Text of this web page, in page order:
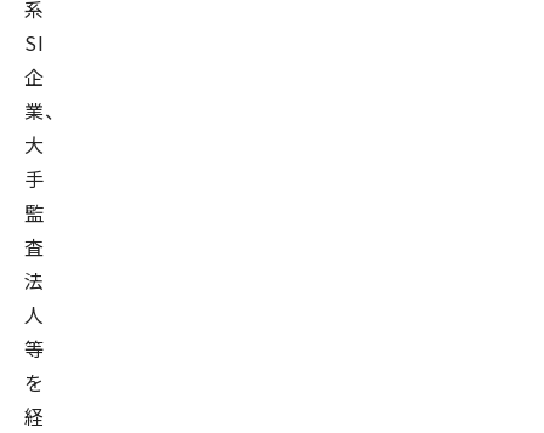
系
SI
企
業、
大
手
監
査
法
人
等
を
経